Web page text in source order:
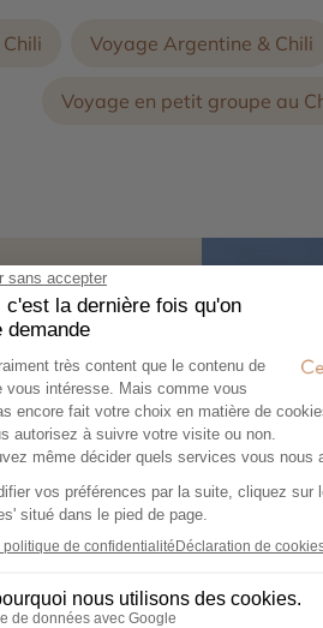
Voyage Argentine & Chili
Voyage en petit groupe au
spectaculaires ?
les régions les
de ces lodge,
la nature et
, le désert
sont pensés
lodge s’intègre
une vue
la destination
touristiques